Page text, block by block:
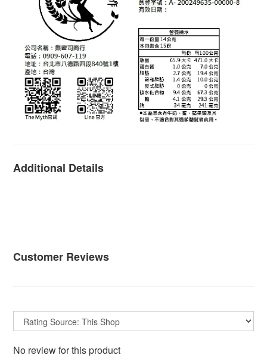
Additional Details
Customer Reviews
No review for this product